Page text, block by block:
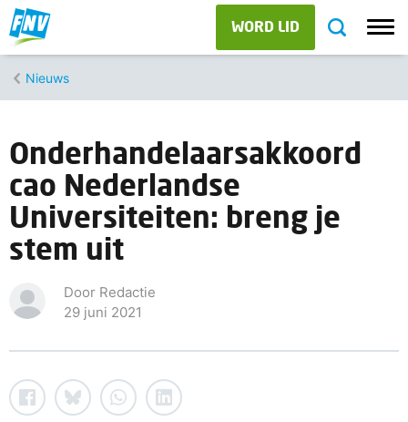
WORD LID
Nieuws
Onderhandelaarsakkoord
cao Nederlandse
Universiteiten: breng je
stem uit
Door Redactie
29 juni 2021